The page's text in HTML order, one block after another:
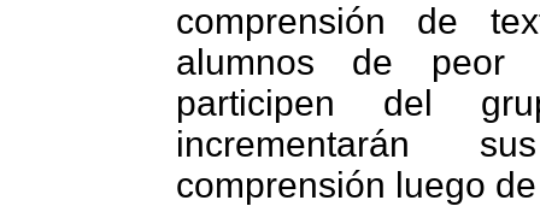
comprensión de
alumnos de peor
participen del
incrementarán
comprensión luego